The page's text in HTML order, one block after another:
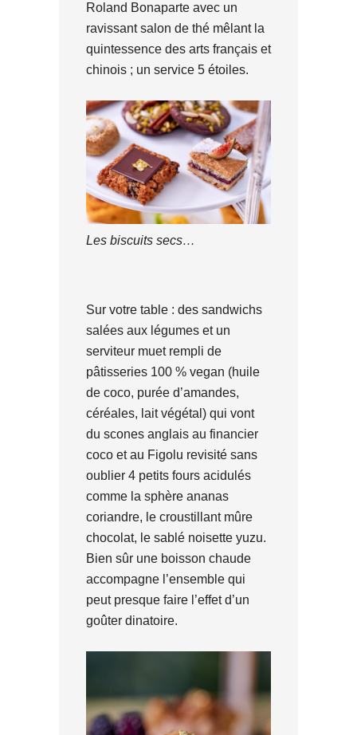
Roland Bonaparte avec un
ravissant salon de thé mêlant la
quintessence des arts français et
chinois ; un service 5 étoiles.
Les biscuits secs…
Sur votre table : des sandwichs
salées aux légumes et un
serviteur muet rempli de
pâtisseries 100 % vegan (huile
de coco, purée d’amandes,
céréales, lait végétal) qui vont
du scones anglais au financier
coco et au Figolu revisité sans
oublier 4 petits fours acidulés
comme la sphère ananas
coriandre, le croustillant mûre
chocolat, le sablé noisette yuzu.
Bien sûr une boisson chaude
accompagne l’ensemble qui
peut presque faire l’effet d’un
goûter dinatoire.